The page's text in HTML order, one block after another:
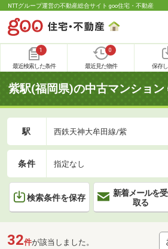
NTTグループ運営の不動産総合サイト goo住宅・不動産
1
最近検索した条件
0
最近見た物件 保存
紫駅(福岡県)の中古マンション
駅 西鉄天神大牟田線/紫
条件 指定なし
検索条件を保存
新着メールを受
取る
32件が該当しました。